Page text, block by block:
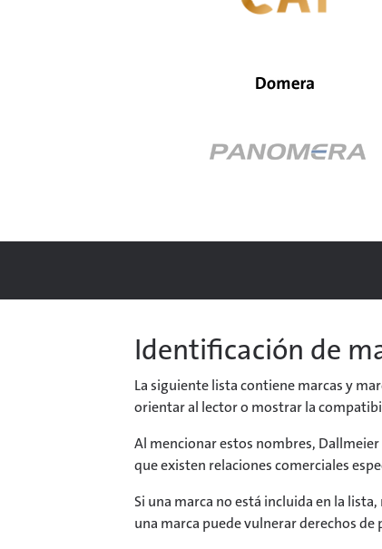
Identificación de
La siguiente lista contiene marcas y
orientar al lector o mostrar la
Al mencionar estos nombres,
que existen relaciones comerciales
Si una marca no está incluida en la
una marca puede vulnerar derechos